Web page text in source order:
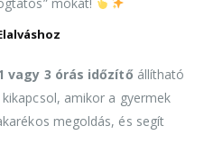
vagy 3 órás időzítőállítható
amikor a gyermek
megoldás, és segít